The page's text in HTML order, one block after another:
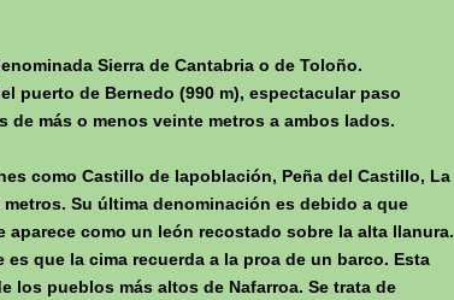
Sierra de Cantabria o de Toloño.
puerto de Bernedo (990 m), espectacular paso
más o menos veinte metros a ambos lados.
como Castillo de lapoblación, Peña del Castillo, La
Su última denominación es debido a que
aparece como un león recostado sobre la alta llanura.
que la cima recuerda a la proa de un barco. Esta
los pueblos más altos de Nafarroa. Se trata de